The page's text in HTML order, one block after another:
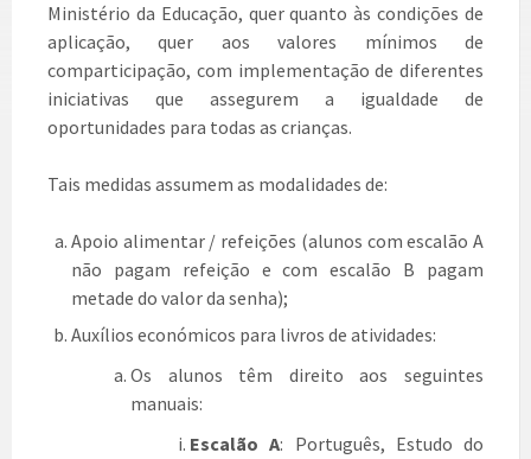
Ministério da Educação, quer quanto às condições de
aplicação, quer aos valores mínimos de
comparticipação, com implementação de diferentes
iniciativas que assegurem a igualdade de
oportunidades para todas as crianças.
Tais medidas assumem as modalidades de:
Apoio alimentar / refeições (alunos com escalão A
não pagam refeição e com escalão B pagam
metade do valor da senha);
Auxílios económicos para livros de atividades:
Os alunos têm direito aos seguintes
manuais:
Escalão A: Português, Estudo do